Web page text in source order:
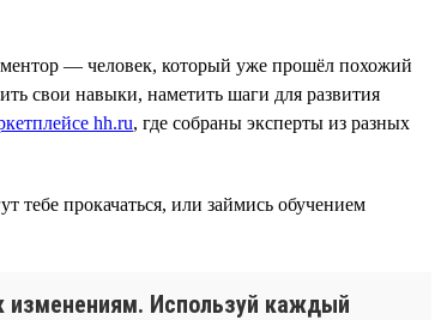
ментор — человек, который уже прошёл похожий
свои навыки, наметить шаги для развития
hh.ru, где собраны эксперты из разных
тебе прокачаться, или займись обучением
изменениям. Используй каждый